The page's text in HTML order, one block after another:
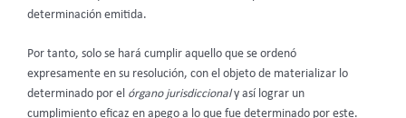
determinación emitida.
Por tanto, solo se hará cumplir aquello que se ordenó
expresamente en su resolución, con el objeto de materializar lo
determinado por el órgano jurisdiccionaly así lograr un
cumplimiento eficaz en apego a lo que fue determinado por este.